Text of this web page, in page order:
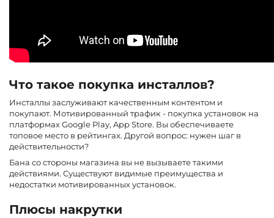
Что такое покупка инсталлов?
Инсталлы заслуживают качественным контентом и
покупают. Мотивированный трафик - покупка установок на
платформах Google Play, App Store. Вы обеспечиваете
топовое место в рейтингах. Другой вопрос: нужен шаг в
действительности?
Бана со стороны магазина вы не вызываете такими
действиями. Существуют видимые преимущества и
недостатки мотивированных установок.
Плюсы накрутки